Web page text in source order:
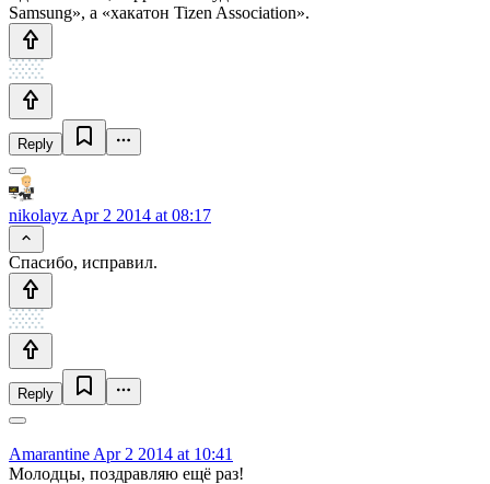
Samsung», а «хакатон Tizen Association».
Reply
nikolayz Apr 2 2014 at 08:17
Спасибо, исправил.
Reply
Amarantine Apr 2 2014 at 10:41
Молодцы, поздравляю ещё раз!